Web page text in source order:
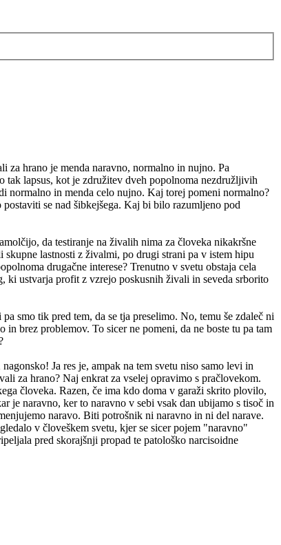
za hrano je menda naravno, normalno in nujno. Pa
tak lapsus, kot je združitev dveh popolnoma nezdružljivih
normalno in menda celo nujno. Kaj torej pomeni normalno?
se nad šibkejšega. Kaj bi bilo razumljeno pod
da testiranje na živalih nima za človeka nikakršne
lastnosti z živalmi, po drugi strani pa v istem hipu
drugačne interese? Trenutno v svetu obstaja cela
ki ustvarja profit z vzrejo poskusnih živali in seveda srborito
smo tik pred tem, da se tja preselimo. No, temu še zdaleč ni
brez problemov. To sicer ne pomeni, da ne boste tu pa tam
Ja res je, ampak na tem svetu niso samo levi in
za hrano? Naj enkrat za vselej opravimo s pračlovekom.
človeka. Razen, če ima kdo doma v garaži skrito plovilo,
je naravno, ker to naravno v sebi vsak dan ubijamo s tisoč in
naravo. Biti potrošnik ni naravno in ni del narave.
v človeškem svetu, kjer se sicer pojem "naravno"
pred skorajšnji propad te patološko narcisoidne